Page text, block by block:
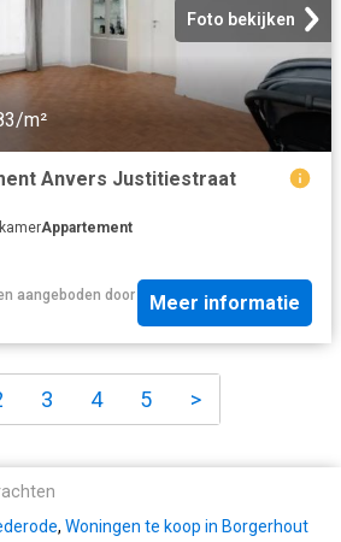
Foto bekijken
m²
Anvers Justitiestraat
Appartement
aangeboden door
Meer informatie
3 4 5 >
, Woningen te koop in Borgerhout